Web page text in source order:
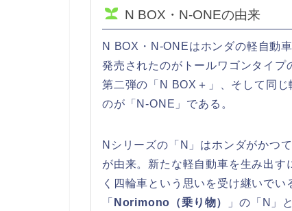
N BOX・N-ONEの由来
N BOX・N-ONEはホンダの軽自動
発売されたのがトールワゴンタイ
第二弾の「N BOX＋」、そして同
のが「N-ONE」である。
Nシリーズの「N」はホンダがかつ
が由来。新たな軽自動車を生み出
く四輪車という思いを受け継いで
「 Norimono（乗り物）
」の「N」